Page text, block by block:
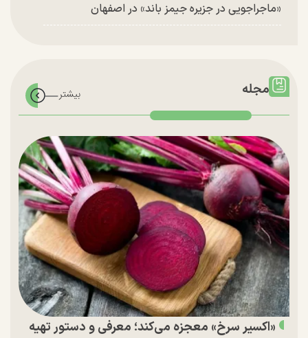
«ماجراجویی در جزیره جیمز باند» در اصفهان
مجله
«اکسیر سرخ» معجزه می‌کند؛ معرفی و دستور تهیه